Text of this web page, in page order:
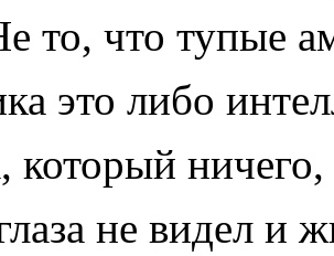
то, что тупые
это либо
который
не видел и